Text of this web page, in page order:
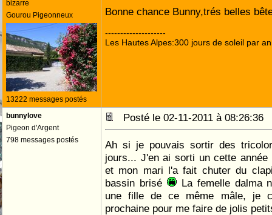
bizarre
Gourou Pigeonneux
13222 messages postés
Bonne chance Bunny,trés belles
--------------------
Les Hautes Alpes:300 jours de soleil par an
bunnylove
Pigeon d'Argent
798 messages postés
Posté le 02-11-2011 à 08:26:36
Ah si je pouvais sortir des
jours... J'en ai sorti un cette
et mon mari l'a fait chuter du
bassin brisé
La femelle dalma
une fille de ce même mâle, je
prochaine pour me faire de jolis